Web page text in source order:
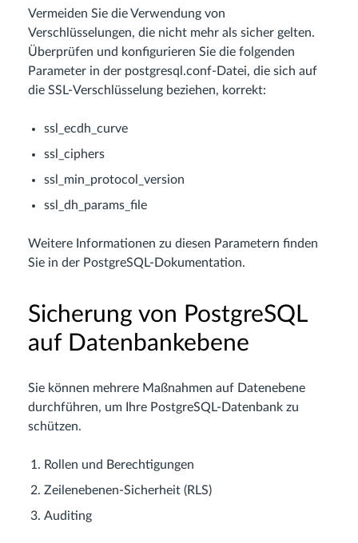
Vermeiden Sie die Verwendung von
Verschlüsselungen, die nicht mehr als sicher gelten.
Überprüfen und konfigurieren Sie die folgenden
Parameter in der postgresql.conf-Datei, die sich auf
die SSL-Verschlüsselung beziehen, korrekt:
ssl_ecdh_curve
ssl_ciphers
ssl_min_protocol_version
ssl_dh_params_file
Weitere Informationen zu diesen Parametern finden
Sie in der PostgreSQL-Dokumentation.
Sicherung von PostgreSQL
auf Datenbankebene
Sie können mehrere Maßnahmen auf Datenebene
durchführen, um Ihre PostgreSQL-Datenbank zu
schützen.
Rollen und Berechtigungen
Zeilenebenen-Sicherheit (RLS)
Auditing